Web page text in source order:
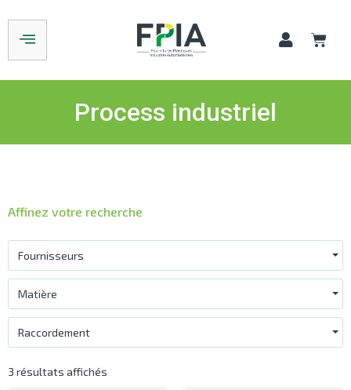
Process industriel
Affinez votre recherche
Fournisseurs
Matière
Raccordement
3 résultats affichés